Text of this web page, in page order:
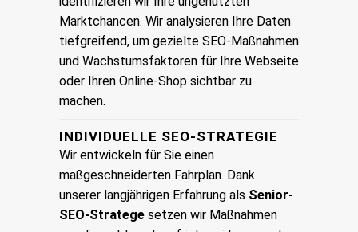
Marktchancen. Wir analysieren Ihre Daten
tiefgreifend, um gezielte SEO-Maßnahmen
und Wachstumsfaktoren für Ihre Webseite
oder Ihren Online-Shop sichtbar zu
machen.
INDIVIDUELLE SEO-STRATEGIE
Wir entwickeln für Sie einen
maßgeschneiderten Fahrplan. Dank
unserer langjährigen Erfahrung als Senior-
SEO-Stratege setzen wir Maßnahmen